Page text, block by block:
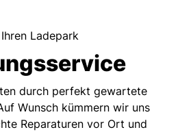
Ladepark
durch perfekt gewartete
Wunsch kümmern wir uns
Reparaturen vor Ort und